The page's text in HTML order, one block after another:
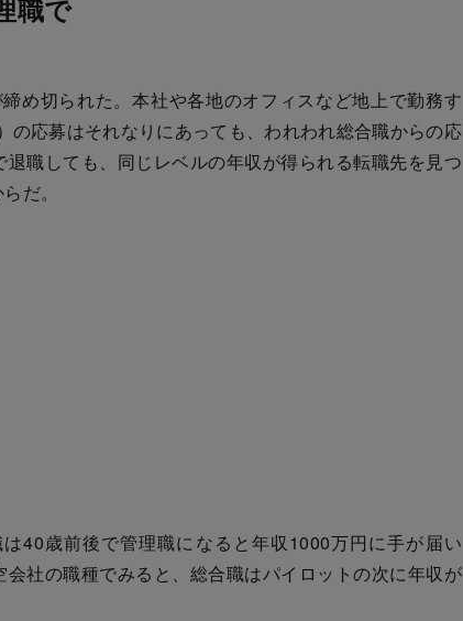
職で
め切られた。本社や各地のオフィスなど地上で勤務す
の応募はそれなりにあっても、われわれ総合職からの応
職しても、同じレベルの年収が得られる転職先を見つ
だ。
40歳前後で管理職になると年収1000万円に手が届い
社の職種でみると、総合職はパイロットの次に年収が